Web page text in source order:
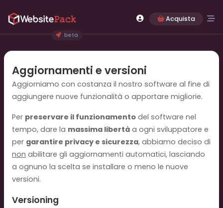
Acquista
beta
Aggiornamenti e versioni
Aggiorniamo con costanza il nostro software al fine di
aggiungere nuove funzionalità o apportare migliorie.
Per preservare il funzionamento del software nel
tempo, dare la massima libertà a ogni sviluppatore e
per garantire privacy e sicurezza, abbiamo deciso di
non abilitare gli aggiornamenti automatici, lasciando
a ognuno la scelta se installare o meno le nuove
versioni.
Versioning